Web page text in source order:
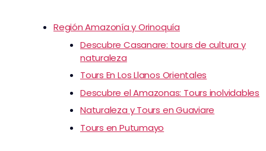
Región Amazonía y Orinoquía
Descubre Casanare: tours de cultura y
naturaleza
Tours En Los Llanos Orientales
Descubre el Amazonas: Tours inolvidables
Naturaleza y Tours en Guaviare
Tours en Putumayo